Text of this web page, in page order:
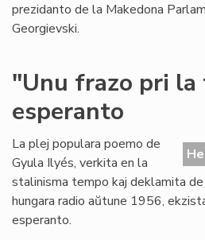
prezidanto de la Makedona
Georgievski.
"Unu frazo pri la
esperanto
La plej populara poemo de
Gyula Ilyés, verkita en la
stalinisma tempo kaj deklamita
hungara radio aŭtune 1956,
esperanto.